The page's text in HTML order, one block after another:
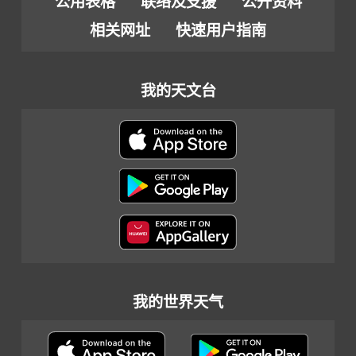
相关网址
快速用户指南
我的天文台
我的世界天气